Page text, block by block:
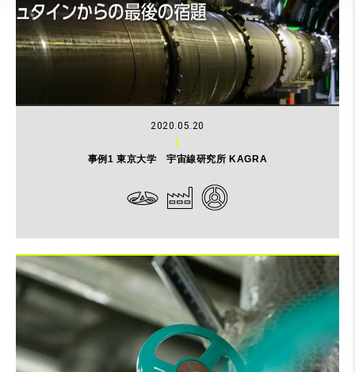
2020.05.20
事例1 東京大学 宇宙線研究所 KAGRA